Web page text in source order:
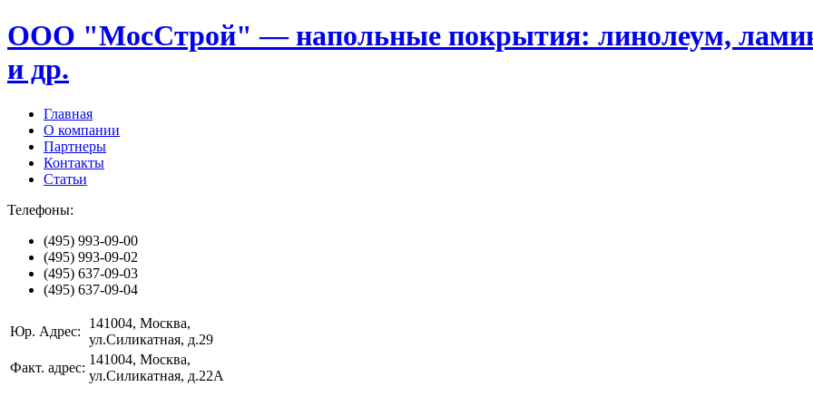
ООО "МосСтрой" — напольные покрытия: линолеум,
и др.
Главная
О компании
Партнеры
Контакты
Статьи
Телефоны:
(495) 993-09-00
(495) 993-09-02
(495) 637-09-03
(495) 637-09-04
Юр. Адрес:
141004, Москва,
ул.Силикатная, д.29
Факт. адрес:
141004, Москва,
ул.Силикатная, д.22А